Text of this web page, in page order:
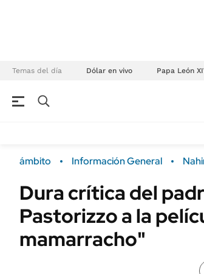
Temas del día Dólar en vivo Papa León
Campo
FINANZAS
Dólar
Seguros
ámbito Información General
Dura crítica del
Pastorizzo a la
mamarracho"